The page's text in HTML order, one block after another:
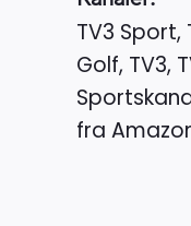
TV3 Sport,
Golf, TV3,
fra